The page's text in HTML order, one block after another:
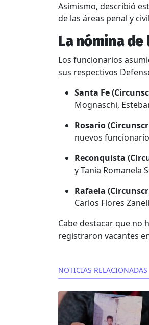
Asimismo, describió
de las áreas penal y
La nómina
Los funcionarios
sus respectivos
Santa Fe
Mognaschi,
Rosario
nuevos
Reconquista
y Tania Romanela
Rafaela
Carlos Flores
Cabe destacar que no
registraron vacantes
NOTICIAS RELACIONADAS